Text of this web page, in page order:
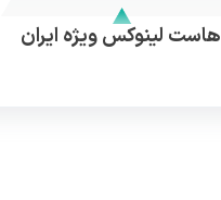
هاست لینوکس ویژه ایران